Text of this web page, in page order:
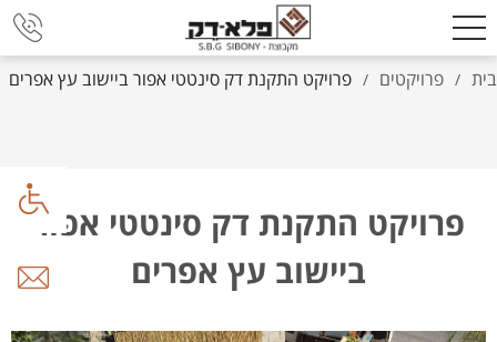
בית / פרויקטים / פרויקט התקנת דק סינטטי אפור ביישוב עץ אפרים
פרויקט התקנת דק סינטטי אפור
ביישוב עץ אפרים